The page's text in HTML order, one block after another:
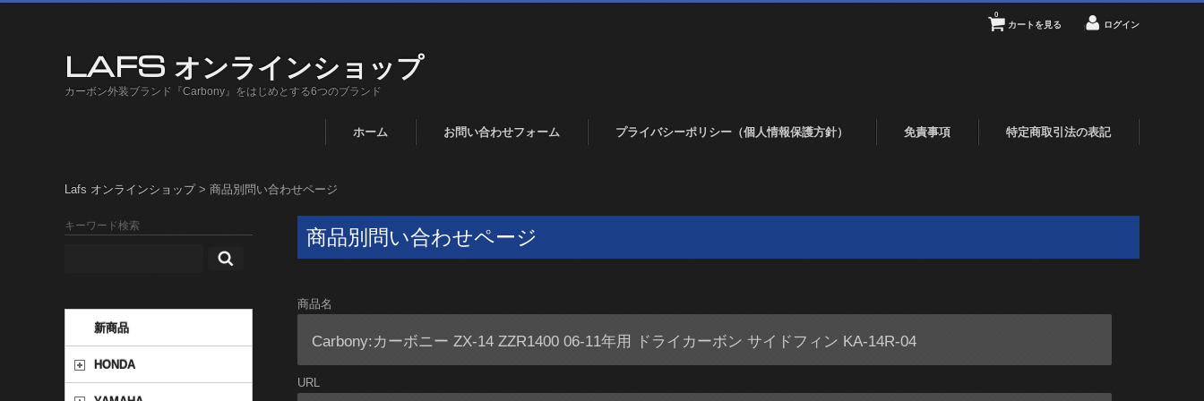
LAFS オンラインショップ
カーボン外装ブランド『Carbony』をはじめとする6つのブランド
カートを見る
0
ログイン
ホーム お問い合わせフォーム プライバシーポリシー（個人情報保護方針） 免責事項 特定商取引法の表記
Lafs オンラインショップ> 商品別問い合わせページ
商品別問い合わせページ
商品名
URL
キーワード検索
新商品
HONDA